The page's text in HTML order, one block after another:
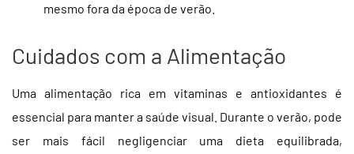
mesmo fora da época de verão.
Cuidados com a Alimentação
Uma alimentação rica em vitaminas e antioxidantes é
essencial para manter a saúde visual. Durante o verão, pode
ser mais fácil negligenciar uma dieta equilibrada,